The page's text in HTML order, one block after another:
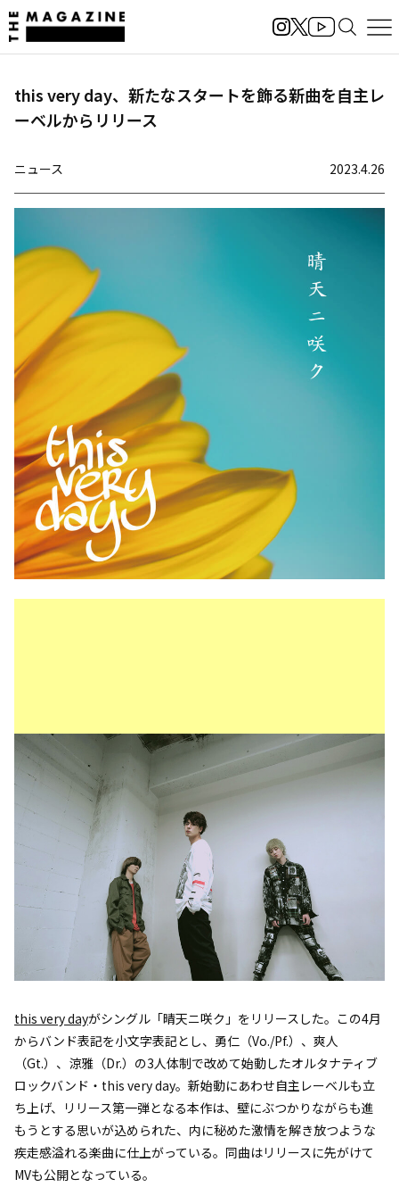
this very day、新たなスタートを飾る新曲を自主レ
ーベルからリリース
ニュース 2023.4.26
this very dayがシングル「晴天ニ咲ク」をリリースした。この4月
からバンド表記を小文字表記とし、勇仁（Vo./Pf.）、爽人
（Gt.）、涼雅（Dr.）の3人体制で改めて始動したオルタナティブ
ロックバンド・this very day。新始動にあわせ自主レーベルも立
ち上げ、リリース第一弾となる本作は、壁にぶつかりながらも進
もうとする思いが込められた、内に秘めた激情を解き放つような
疾走感溢れる楽曲に仕上がっている。同曲はリリースに先がけて
MVも公開となっている。